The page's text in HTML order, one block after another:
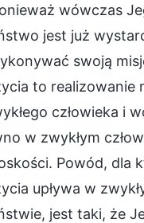
wówczas
jest już
swoją
to realizowanie
człowieka i
w zwykłym
Powód, dla
upływa w
jest taki, że